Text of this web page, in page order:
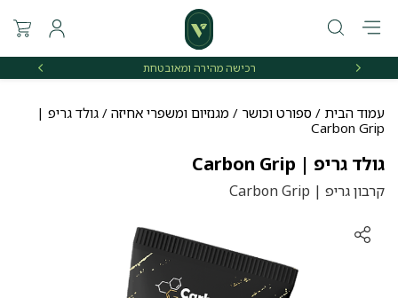
רכישה מהירה ומאובטחת
עמוד הבית / ספורט וכושר / מגנזיום ומשפרי אחיזה / גולד גריפ |
Carbon Grip
גולד גריפ | Carbon Grip
קרבון גריפ | Carbon Grip